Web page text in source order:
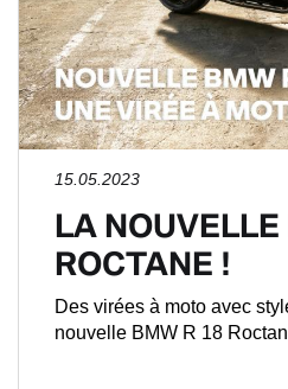
15.05.2023
LA
ROCTANE !
Des virées à moto avec
nouvelle BMW R 18